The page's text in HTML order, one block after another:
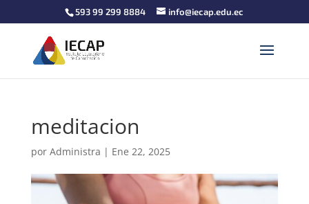
593 99 299 8884 info@iecap.edu.ec
meditacion
por Administra | Ene 22, 2025